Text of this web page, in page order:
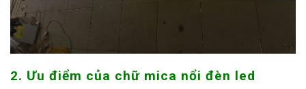
2. Ưu điểm của chữ mica nổi đèn led
Chữ mica nổi đèn led có những ưu điểm nổi bật sau: